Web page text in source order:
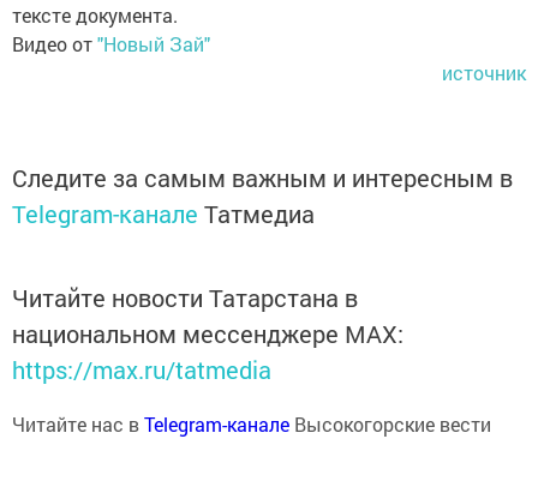
тексте документа.
Видео от"Новый Зай"
источник
Следите за самым важным и интересным в
Telegram-канале Татмедиа
Читайте новости Татарстана в
национальном мессенджере MАХ:
https://max.ru/tatmedia
Читайте нас вTelegram-канале Высокогорские вести